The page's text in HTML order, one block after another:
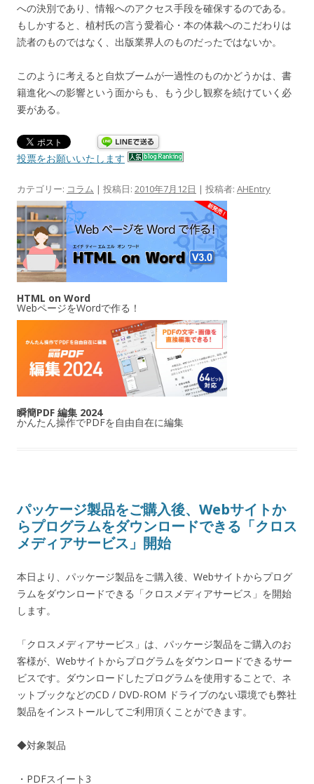
への決別であり、情報へのアクセス手段を確保するのである。
もしかすると、植村氏の言う愛着心・本の体裁へのこだわりは
読者のものではなく、出版業界人のものだったではないか。
このように考えると自炊ブームが一過性のものかどうかは、書
籍進化への影響という面からも、もう少し観察を続けていく必
要がある。
投票をお願いいたします
カテゴリー: コラム | 投稿日: 2010年7月12日 | 投稿者: AHEntry
HTML on Word
WebページをWordで作る！
瞬簡PDF 編集 2024
かんたん操作でPDFを自由自在に編集
パッケージ製品をご購入後、Webサイトか
らプログラムをダウンロードできる「クロス
メディアサービス」開始
本日より、パッケージ製品をご購入後、Webサイトからプログ
ラムをダウンロードできる「クロスメディアサービス」を開始
します。
「クロスメディアサービス」は、パッケージ製品をご購入のお
客様が、Webサイトからプログラムをダウンロードできるサー
ビスです。ダウンロードしたプログラムを使用することで、ネ
ットブックなどのCD / DVD-ROM ドライブのない環境でも弊社
製品をインストールしてご利用頂くことができます。
◆対象製品
・PDFスイート3